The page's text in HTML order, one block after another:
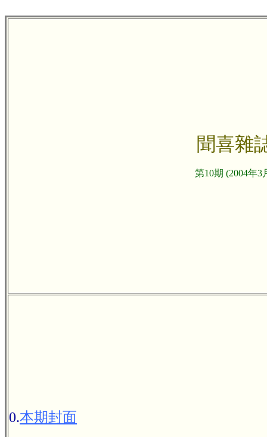
聞喜雜
第10期 (2004年3
0.本期封面